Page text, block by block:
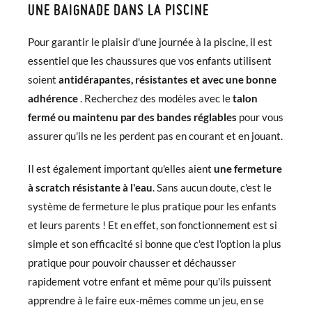
UNE BAIGNADE DANS LA PISCINE
Pour garantir le plaisir d'une journée à la piscine, il est
essentiel que les chaussures que vos enfants utilisent
soient antidérapantes, résistantes et avec une bonne
adhérence. Recherchez des modèles avec letalon
fermé ou maintenu par des bandes réglables pour vous
assurer qu'ils ne les perdent pas en courant et en jouant.
Il est également important qu'elles aient une fermeture
à scratch résistante à l'eau. Sans aucun doute, c'est le
système de fermeture le plus pratique pour les enfants
et leurs parents ! Et en effet, son fonctionnement est si
simple et son efficacité si bonne que c'est l'option la plus
pratique pour pouvoir chausser et déchausser
rapidement votre enfant et même pour qu'ils puissent
apprendre à le faire eux-mêmes comme un jeu, en se